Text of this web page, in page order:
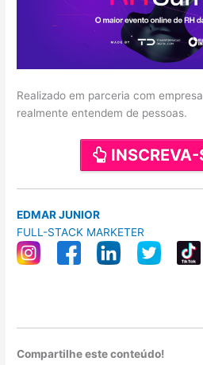
Realizado em parceria com
realmente entendem de pessoas.
INSCREVA-
EDMAR JUNIOR
FULL-STACK MARKETER
Compartilhe este conteúdo!